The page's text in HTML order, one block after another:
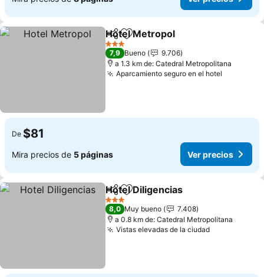
CompartirAgregar a favoritos
Hotel Metropol
3 Estrellas
7,9 Bueno
9.706
a 1.3 km de: Catedral Metropolitana
Aparcamiento seguro en el hotel
De $81
Mira precios de 5 páginas Ver precios
CompartirAgregar a favoritos
Hotel Diligencias
3 Estrellas
8,0 Muy bueno
7.408
a 0.8 km de: Catedral Metropolitana
Vistas elevadas de la ciudadVer precios